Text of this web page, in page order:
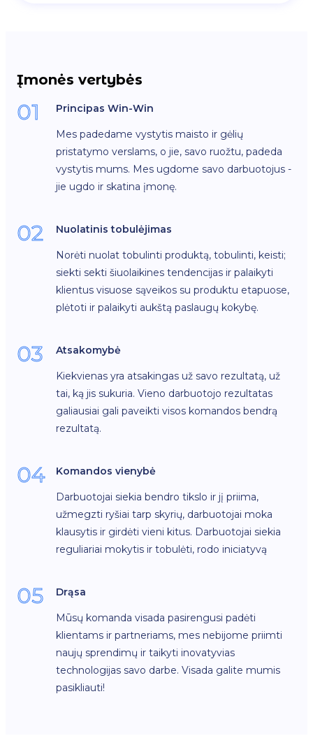
Įmonės vertybės
01 Principas Win-Win
Mes padedame vystytis maisto ir gėlių
pristatymo verslams, o jie, savo ruožtu, padeda
vystytis mums. Mes ugdome savo darbuotojus -
jie ugdo ir skatina įmonę.
02 Nuolatinis tobulėjimas
Norėti nuolat tobulinti produktą, tobulinti, keisti;
siekti sekti šiuolaikines tendencijas ir palaikyti
klientus visuose sąveikos su produktu etapuose,
plėtoti ir palaikyti aukštą paslaugų kokybę.
03 Atsakomybė
Kiekvienas yra atsakingas už savo rezultatą, už
tai, ką jis sukuria. Vieno darbuotojo rezultatas
galiausiai gali paveikti visos komandos bendrą
rezultatą.
04 Komandos vienybė
Darbuotojai siekia bendro tikslo ir jį priima,
užmegzti ryšiai tarp skyrių, darbuotojai moka
klausytis ir girdėti vieni kitus. Darbuotojai siekia
reguliariai mokytis ir tobulėti, rodo iniciatyvą
05 Drąsa
Mūsų komanda visada pasirengusi padėti
klientams ir partneriams, mes nebijome priimti
naujų sprendimų ir taikyti inovatyvias
technologijas savo darbe. Visada galite mumis
pasikliauti!